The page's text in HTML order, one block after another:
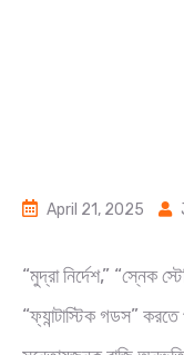
April 21, 2025
“মুদ্রা নির্দেশ,” “স্নেক
“ফ্যান্টাস্টিক গডস”